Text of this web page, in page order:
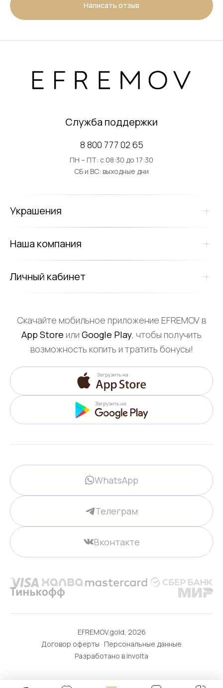
Написать отзыв
Служба поддержки
8 800 777 02 65
ПН – ПТ: с 08:30 до 17:30
СБ и ВС: выходные дни
Украшения
Наша компания
Личный кабинет
Скачайте мобильное приложение EFREMOV в
App Store или Google Play, чтобы получить
возможность копить и тратить бонусы!
WhatsApp
Телеграм
Вконтакте
EFREMOV.gold, 2026
Договор оферты · Персональные данные
Разработано в involta